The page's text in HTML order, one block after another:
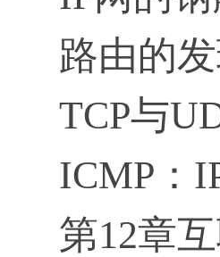
路由的
TCP与
ICMP：
第12章